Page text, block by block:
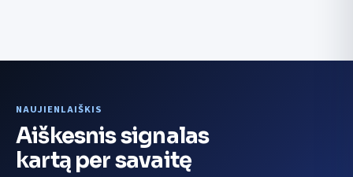
NAUJIENLAIŠKIS
Aiškesnis signalas
kartą per savaitę